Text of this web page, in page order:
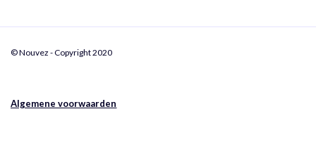
© Nouvez - Copyright 2020
Algemene voorwaarden